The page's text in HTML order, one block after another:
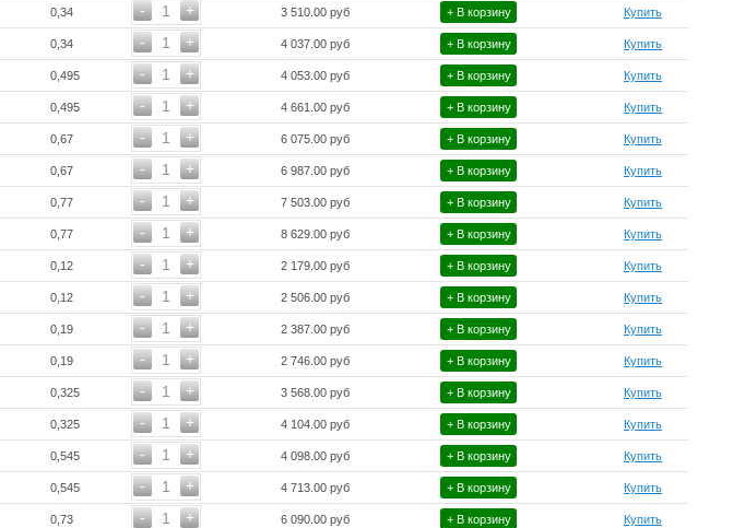
0,34 +
- 1 3 510.00 руб + В корзину Купить
0,34 +
- 1 4 037.00 руб + В корзину Купить
0,495 +
- 1 4 053.00 руб + В корзину Купить
0,495 +
- 1 4 661.00 руб + В корзину Купить
0,67 +
- 1 6 075.00 руб + В корзину Купить
0,67 +
- 1 6 987.00 руб + В корзину Купить
0,77 +
- 1 7 503.00 руб + В корзину Купить
0,77 +
- 1 8 629.00 руб + В корзину Купить
0,12 +
- 1 2 179.00 руб + В корзину Купить
0,12 +
- 1 2 506.00 руб + В корзину Купить
0,19 +
- 1 2 387.00 руб + В корзину Купить
0,19 +
- 1 2 746.00 руб + В корзину Купить
0,325 +
- 1 3 568.00 руб + В корзину Купить
0,325 +
- 1 4 104.00 руб + В корзину Купить
0,545 +
- 1 4 098.00 руб + В корзину Купить
0,545 +
- 1 4 713.00 руб + В корзину Купить
0,73 +
- 1 6 090.00 руб + В корзину Купить